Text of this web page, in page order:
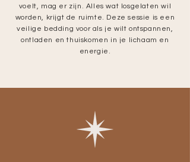
voelt, mag er zijn. Alles wat losgelaten wil
worden, krijgt de ruimte. Deze sessie is een
veilige bedding voor als je wilt ontspannen,
ontladen en thuiskomen in je lichaam en
energie.